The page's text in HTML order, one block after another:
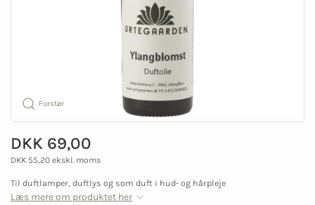
Forstør
DKK 69,00
DKK 55,20 ekskl. moms
Til duftlamper, duftlys og som duft i hud- og hårpleje
Læs mere om produktet her